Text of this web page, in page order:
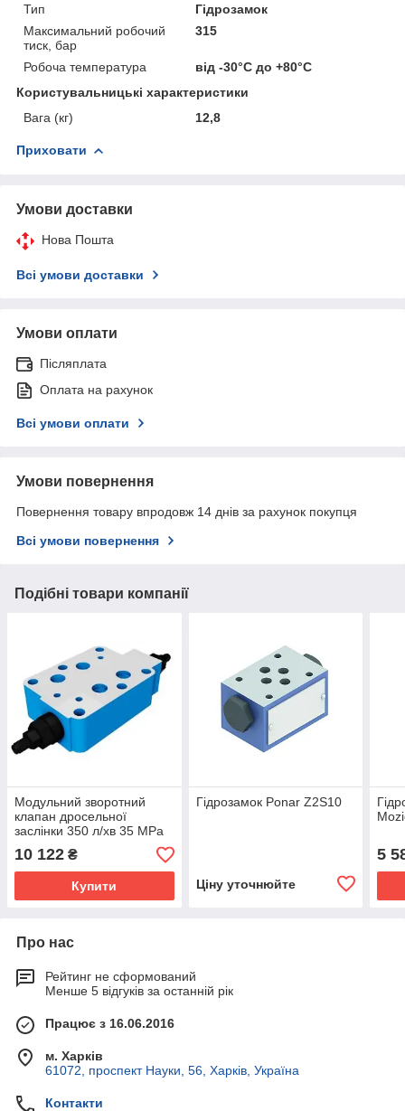
Тип
Гідрозамок
Максимальний робочий
тиск, бар
315
Робоча температура
від -30°С до +80°С
Користувальницькі характеристики
Вага (кг)
12,8
Приховати
Умови доставки
Нова Пошта
Всі умови доставки
Умови оплати
Післяплата
Оплата на рахунок
Всі умови оплати
Умови повернення
Повернення товару впродовж 14 днів за рахунок покупця
Всі умови повернення
Подібні товари компанії
Модульний зворотний
клапан дросельної
заслінки 350 л/хв 35 МРа
10 122 ₴
Купити
Гідрозамок Ponar Z2S10
Ціну уточнюйте
5
Про нас
Рейтинг не сформований
Менше 5 відгуків за останній рік
Працює з 16.06.2016
м. Харків
61072, проспект Науки, 56, Харків, Україна
Контакти